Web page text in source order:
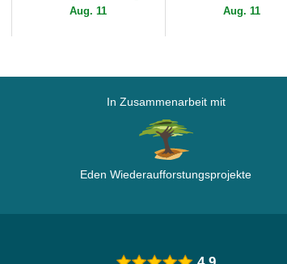
Yankees MLB von New
Aug. 11
MLB von New Era
Aug. 11
In Zusammenarbeit mit
Eden Wiederaufforstungsprojekte